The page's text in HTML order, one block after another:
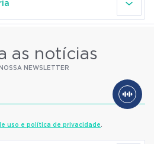
as notícias
NEWSLETTER
uso e política de privacidade.